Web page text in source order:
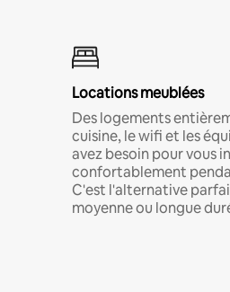
Locations meublées
Des logements
cuisine, le wifi et les
avez besoin pour vous
confortablement
C'est l'alternative
moyenne ou longue